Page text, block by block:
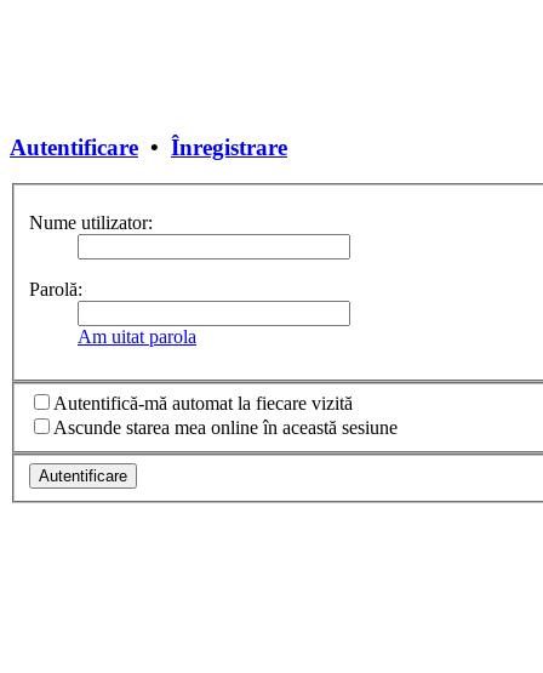
Autentificare • Înregistrare
Nume utilizator:
Parolă:
Am uitat parola
Autentifică-mă automat la fiecare vizită
Ascunde starea mea online în această sesiune